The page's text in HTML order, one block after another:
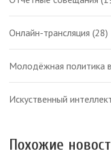
Онлайн-трансляция (28)
Молодёжная политика
Искуственный
Похожие